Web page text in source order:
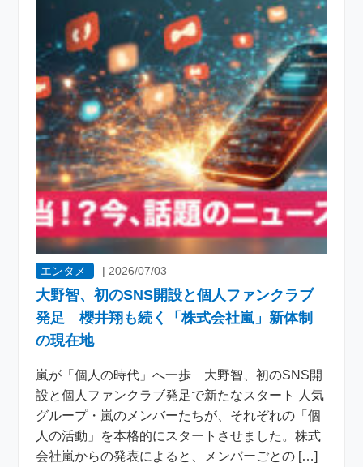
エンタメ | 2026/07/03
大野智、初のSNS開設と個人ファンクラブ
発足 櫻井翔も続く「株式会社嵐」新体制
の現在地
嵐が「個人の時代」へ一歩 大野智、初のSNS開
設と個人ファンクラブ発足で新たなスタート 人気
グループ・嵐のメンバーたちが、それぞれの「個
人の活動」を本格的にスタートさせました。株式
会社嵐からの発表によると、メンバーごとの […]